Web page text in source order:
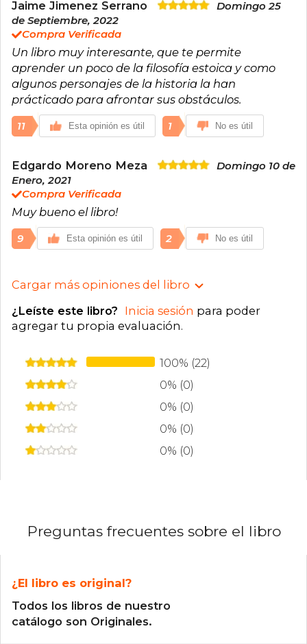
Jaime Jimenez Serrano
Domingo 25
de Septiembre, 2022
Compra Verificada
Un libro muy interesante, que te permite
aprender un poco de la filosofía estoica y como
algunos personajes de la historia la han
prácticado para afrontar sus obstáculos.
11 Esta opinión es útil 1 No es útil
Edgardo Moreno Meza
Domingo 10 de
Enero, 2021
Compra Verificada
Muy bueno el libro!
9 Esta opinión es útil 2 No es útil
Cargar más opiniones del libro
¿Leíste este libro? Inicia sesión para poder
agregar tu propia evaluación.
100% (22)
0% (0)
0% (0)
0% (0)
0% (0)
Preguntas frecuentes sobre el libro
¿El libro es original?
Todos los libros de nuestro
catálogo son Originales.